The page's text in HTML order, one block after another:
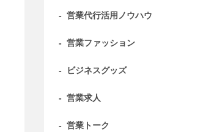
- 営業代行活用ノウハウ
- 営業ファッション
- ビジネスグッズ
- 営業求人
- 営業トーク